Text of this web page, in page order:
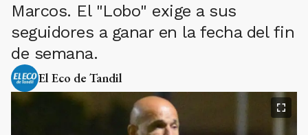
Marcos. El "Lobo" exige a sus
seguidores a ganar en la fecha del fin
de semana.
El Eco de Tandil